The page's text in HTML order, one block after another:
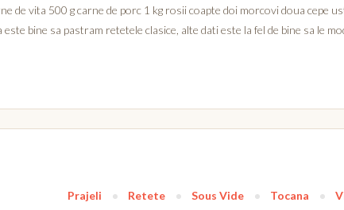
de vita 500 g carne de porc 1 kg rosii coapte doi morcovi doua cepe
este bine sa pastram retetele clasice, alte dati este la fel de bine sa le
Prajeli Retete Sous Vide Tocana